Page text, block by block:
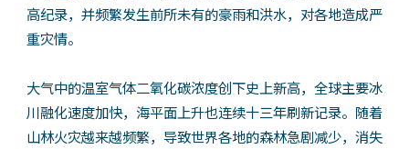
高纪录，并频繁发生前所未有的豪雨和洪水，对各地造成严
重灾情。
大气中的温室气体二氧化碳浓度创下史上新高，全球主要冰
川融化速度加快，海平面上升也连续十三年刷新记录。随着
山林火灾越来越频繁，导致世界各地的森林急剧减少，消失